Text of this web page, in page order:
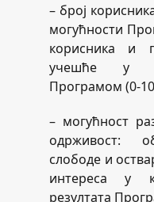
– број
могућности
корисника и
учешће у
Програмом (0-
– могућност
одрживост:
слободе и
интереса у
резултата